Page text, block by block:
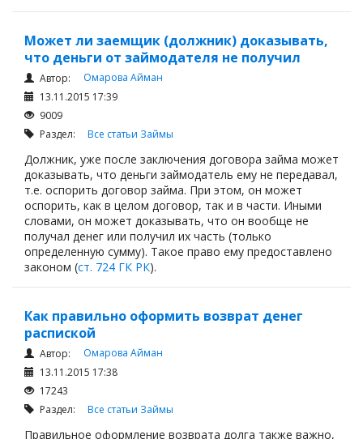
Может ли заемщик (должник) доказывать,
что деньги от займодателя не получил
Автор:
Омарова Айман
13.11.2015 17:39
9009
Раздел: Все статьи Займы
Должник, уже после заключения договора займа может
доказывать, что деньги займодатель ему не передавал,
т.е. оспорить договор займа. При этом, он может
оспорить, как в целом договор, так и в части. Иными
словами, он может доказывать, что он вообще не
получал денег или получил их часть (только
определенную сумму). Такое право ему предоставлено
законом (ст. 724 ГК РК).
Как правильно оформить возврат денег
распиской
Автор:
Омарова Айман
13.11.2015 17:38
17243
Раздел: Все статьи Займы
Правильное оформление возврата долга также важно,